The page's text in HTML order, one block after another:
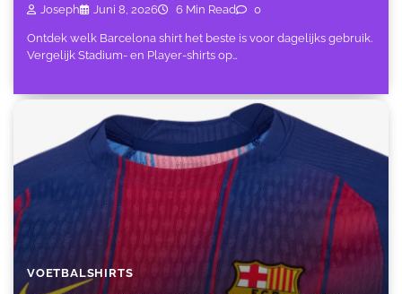
Joseph Juni 8, 2026 6 Min Read 0
Ontdek welk Barcelona shirt het beste is voor dagelijks gebruik.
Vergelijk Stadium- en Player-shirts op…
VOETBALSHIRTS